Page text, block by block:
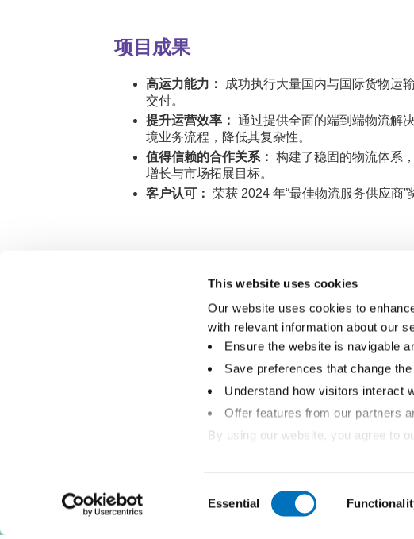
This website uses cookies
Our website uses cookies to
with relevant information about our
Ensure the website is navigable
Save preferences that change
Understand how visitors interact
Offer features from our partners
By using our website, you agree to
Selection
Essential
项目成果
高运力能力：
成功执行大量国内与国际货物运
交付。
提升运营效率： 通过提供全面的端到端物流解
境业务流程，降低其复杂性。
值得信赖的合作关系： 构建了稳固的物流体系
增长与市场拓展目标。
客户认可： 荣获 2024 年“最佳物流服务供应商”
关于我们
我们的故事
可持续发展
服
概
新
马
越
澳
新